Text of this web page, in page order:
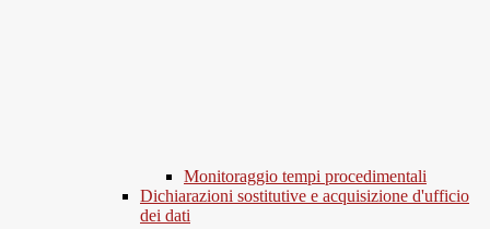
Monitoraggio tempi procedimentali
Dichiarazioni sostitutive e acquisizione d'ufficio
dei dati